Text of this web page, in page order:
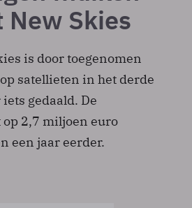
Skies
is door toegenomen
satellieten in het derde
gedaald. De
2,7 miljoen euro
een jaar eerder.